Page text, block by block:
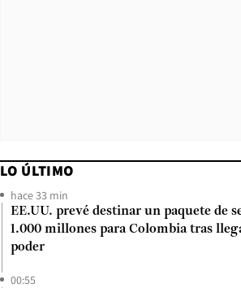
LO ÚLTIMO
hace 33 min
EE.UU. prevé destinar un paquete de
1.000 millones para Colombia tras
poder
00:55